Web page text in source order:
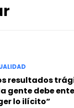
resultados
gente debe
lo ilícito”